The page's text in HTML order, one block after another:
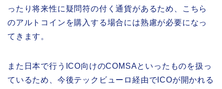
ったり将来性に疑問符の付く通貨があるため、こちら
のアルトコインを購入する場合には熟慮が必要になっ
てきます。
また日本で行うICO向けのCOMSAといったものを扱っ
ているため、今後テックビューロ経由でICOが開かれる